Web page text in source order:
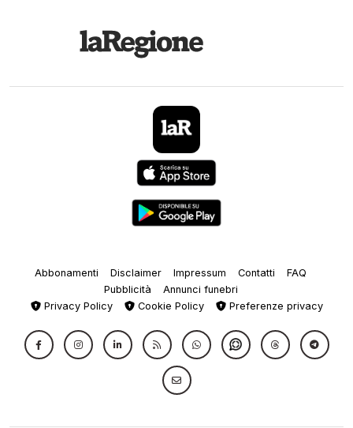
Abbonamenti Disclaimer Impressum Contatti
FAQ
Pubblicità
Annunci funebri
Privacy Policy
Cookie Policy Preferenze privacy